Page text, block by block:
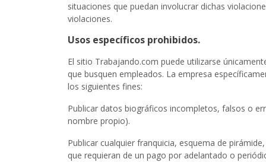
situaciones que puedan involucrar dichas
violaciones.
Usos específicos prohibidos.
El sitio Trabajando.com puede utilizarse
que busquen empleados. La empresa
los siguientes fines:
Publicar datos biográficos incompletos, falsos o
nombre propio).
Publicar cualquier franquicia, esquema de
que requieran de un pago por adelantado o